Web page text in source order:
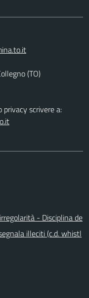
(TO)
privacy scrivere a:
- Disciplina de
illeciti (c.d. whistl